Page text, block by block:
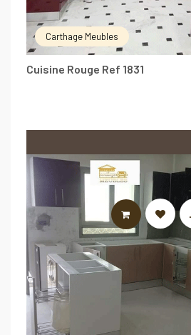
Carthage Meubles
Cuisine Rouge Ref 1831
LIRE LA